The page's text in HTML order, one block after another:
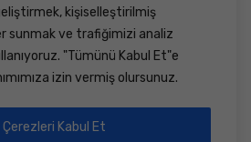
kişiselleştirilmiş
sunmak ve trafiğimizi analiz
"Tümünü Kabul Et"e
izin vermiş olursunuz.
Çerezleri Kabul Et
S.S.S.
İletişim
Ürünler
Haberler
Hakkımızda
Dökümanlar